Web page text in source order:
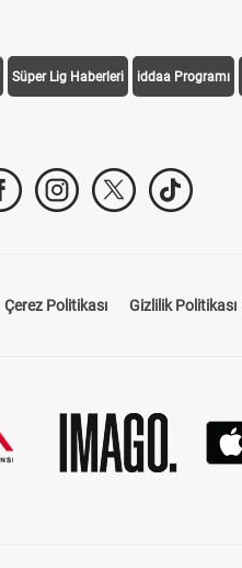
Süper Lig Haberleri iddaa Programı
Çerez Politikası Gizlilik Politikası